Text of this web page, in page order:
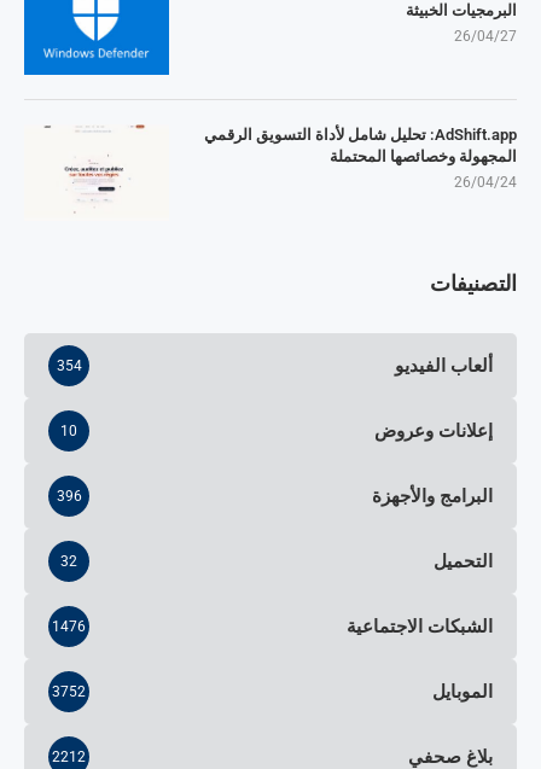
البرمجيات الخبيثة
26/04/27
AdShift.app: تحليل شامل لأداة التسويق الرقمي
المجهولة وخصائصها المحتملة
26/04/24
التصنيفات
ألعاب الفيديو 354
إعلانات وعروض 10
البرامج والأجهزة 396
التحميل 32
الشبكات الاجتماعية 1476
الموبايل 3752
بلاغ صحفي 2212